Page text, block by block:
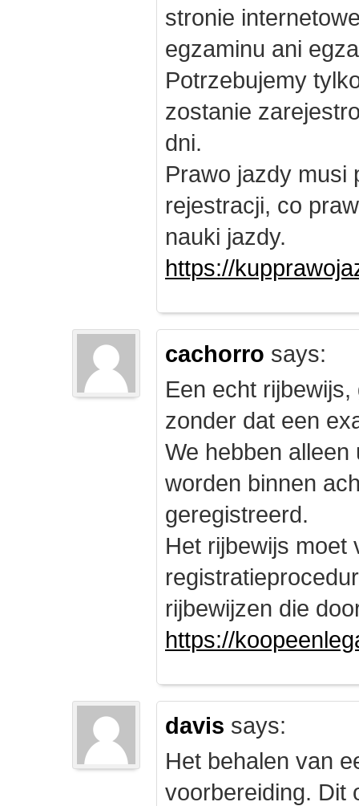
stronie
egzaminu ani
Potrzebujemy
zostanie
dni.
Prawo jazdy musi
rejestracji, co
nauki jazdy.
https://
cachorro says:
Een echt
zonder dat een
We hebben
worden binnen
geregistreerd.
Het rijbewijs moet
rijbewijzen die
https://
davis says:
Het behalen van
voorbereiding. Dit